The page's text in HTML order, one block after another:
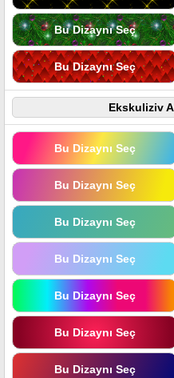
Bu Dizaynı Seç
Bu Dizaynı Seç
Ekskuliziv
Bu Dizaynı Seç
Bu Dizaynı Seç
Bu Dizaynı Seç
Bu Dizaynı Seç
Bu Dizaynı Seç
Bu Dizaynı Seç
Bu Dizaynı Seç